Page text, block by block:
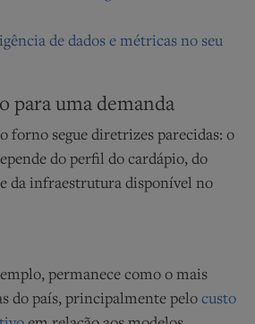
de dados e métricas no seu
para uma demanda
forno segue diretrizes parecidas: o
do perfil do cardápio, do
da infraestrutura disponível no
permanece como o mais
do país, principalmente pelo custo